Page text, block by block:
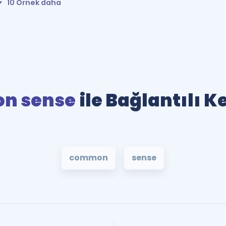
10 Örnek daha
sense ile Bağlantılı
common sense